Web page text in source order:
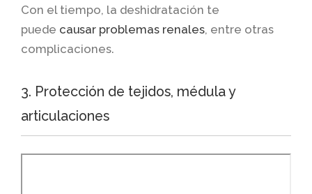
Con el tiempo, la deshidratación te
puede causar problemas renales, entre otras
complicaciones.
3. Protección de tejidos, médula y
articulaciones